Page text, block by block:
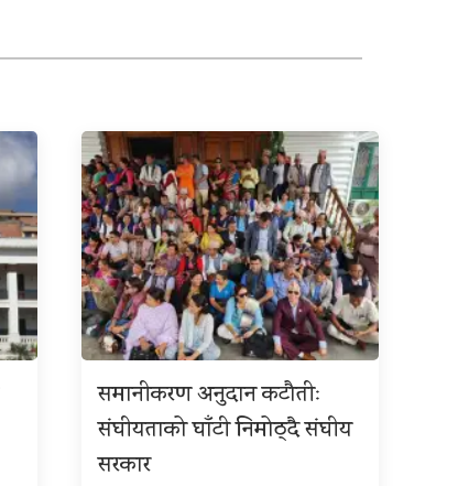
समानीकरण अनुदान कटौतीः
संघीयताको घाँटी निमोठ्दै संघीय
सरकार